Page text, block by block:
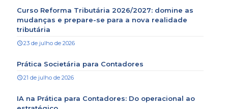
Curso Reforma Tributária 2026/2027: domine as
mudanças e prepare-se para a nova realidade
tributária
23 de julho de 2026
Prática Societária para Contadores
21 de julho de 2026
IA na Prática para Contadores: Do operacional ao